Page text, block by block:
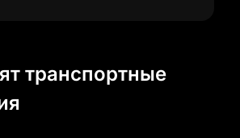
транспортные